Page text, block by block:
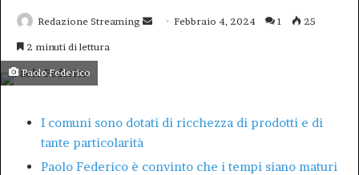
Redazione Streaming
InviaFebbraio 4, 2024 1 25
2 minuti di lettura
Paolo Federico
I comuni sono dotati di ricchezza di prodotti e di
tante particolarità
Paolo Federico è convinto che i tempi siano maturi